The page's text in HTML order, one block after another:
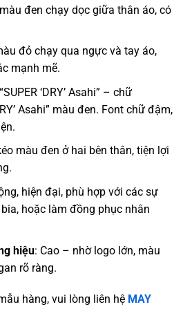
đen chạy dọc giữa thân áo, có
đỏ chạy qua ngực và tay áo,
mạnh mẽ.
‘DRY’ Asahi” – chữ
Asahi” màu đen. Font chữ đậm,
màu đen ở hai bên thân, tiện lợi
hiện đại, phù hợp với các sự
hoặc làm đồng phục nhân
hiệu: Cao – nhờ logo lớn, màu
rõ ràng.
hàng, vui lòng liên hệ MAY